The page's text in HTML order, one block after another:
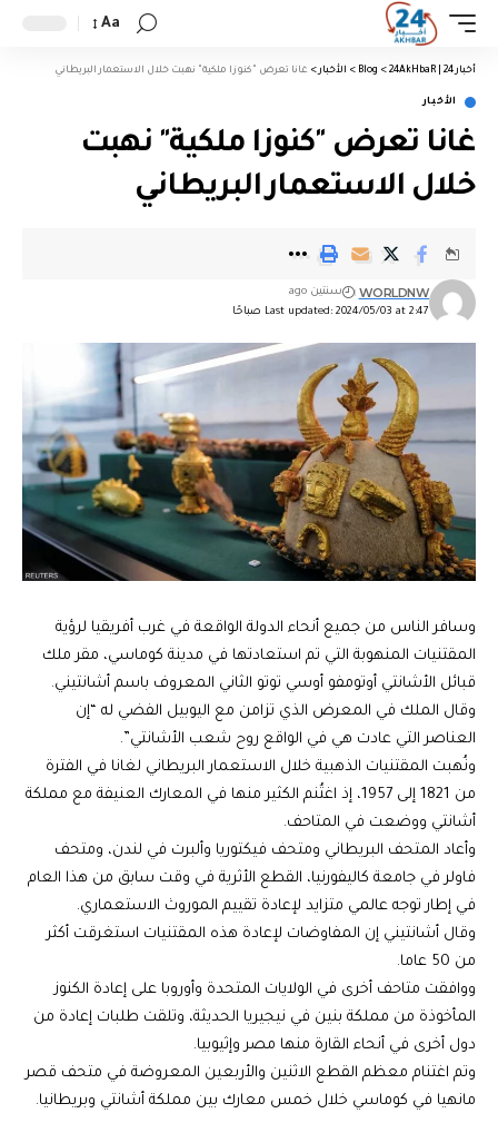
Aa
أخبار 24 | 24AkHbaR >
Blog
> الأخبار > غانا تعرض "كنوزا ملكية" نهبت خلال الاستعمار البريطاني
الأخبار
غانا تعرض "كنوزا ملكية" نهبت
خلال الاستعمار البريطاني
Last updated: 2024/05/03 at 2:47 صباحًا
WORLDNW سنتين ago
وسافر الناس من جميع أنحاء الدولة الواقعة في غرب أفريقيا لرؤية
المقتنيات المنهوبة التي تم استعادتها في مدينة كوماسي، مقر ملك
قبائل الأشانتي أوتومفو أوسي توتو الثاني المعروف باسم أشانتيني.
وقال الملك في المعرض الذي تزامن مع اليوبيل الفضي له “إن
العناصر التي عادت هي في الواقع روح شعب الأشانتي”.
ونُهبت المقتنيات الذهبية خلال الاستعمار البريطاني لغانا في الفترة
من 1821 إلى 1957، إذ اغتُنم الكثير منها في المعارك العنيفة مع مملكة
أشانتي ووضعت في المتاحف.
وأعاد المتحف البريطاني ومتحف فيكتوريا وألبرت في لندن، ومتحف
فاولر في جامعة كاليفورنيا، القطع الأثرية في وقت سابق من هذا العام
في إطار توجه عالمي متزايد لإعادة تقييم الموروث الاستعماري.
وقال أشانتيني إن المفاوضات لإعادة هذه المقتنيات استغرقت أكثر
من 50 عاما.
ووافقت متاحف أخرى في الولايات المتحدة وأوروبا على إعادة الكنوز
المأخوذة من مملكة بنين في نيجيريا الحديثة، وتلقت طلبات إعادة من
دول أخرى في أنحاء القارة منها مصر وإثيوبيا.
وتم اغتنام معظم القطع الاثنين والأربعين المعروضة في متحف قصر
مانهيا في كوماسي خلال خمس معارك بين مملكة أشانتي وبريطانيا.